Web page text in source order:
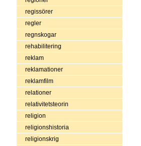
regissörer
regler
regnskogar
rehabilitering
reklam
reklamationer
reklamfilm
relationer
relativitetsteorin
religion
religionshistoria
religionskrig